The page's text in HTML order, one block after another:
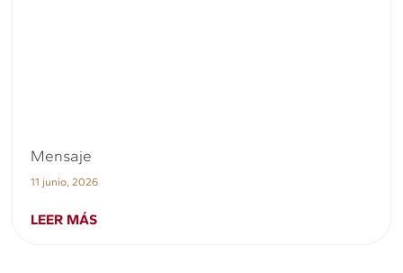
Mensaje
11 junio, 2026
LEER MÁS